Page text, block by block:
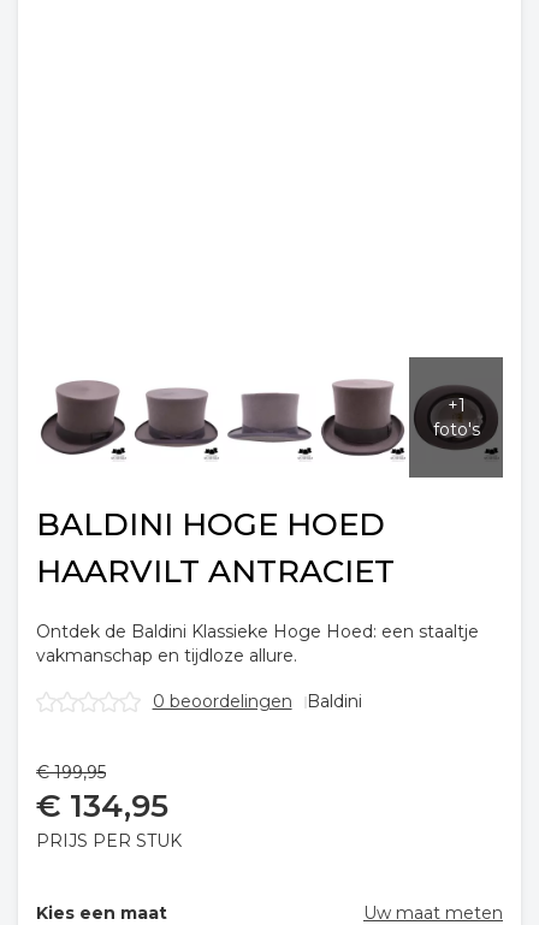
BALDINI HOGE HOED
HAARVILT ANTRACIET
Ontdek de Baldini Klassieke Hoge Hoed: een staaltje
vakmanschap en tijdloze allure.
0 beoordelingen Baldini
€ 199,95
€ 134,95
PRIJS PER STUK
Kies een maat Uw maat meten